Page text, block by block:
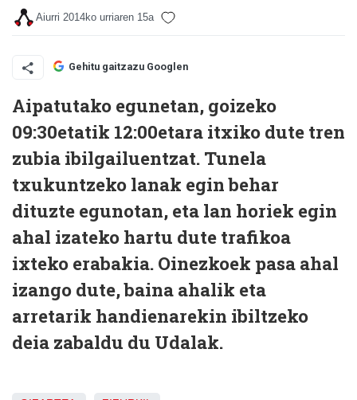
Aiurri 2014ko urriaren 15a
Gehitu gaitzazu Googlen
Aipatutako egunetan, goizeko
09:30etatik 12:00etara itxiko dute tren
zubia ibilgailuentzat. Tunela
txukuntzeko lanak egin behar
dituzte egunotan, eta lan horiek egin
ahal izateko hartu dute trafikoa
ixteko erabakia. Oinezkoek pasa ahal
izango dute, baina ahalik eta
arretarik handienarekin ibiltzeko
deia zabaldu du Udalak.